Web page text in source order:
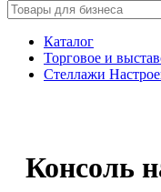
Каталог
Торговое и
Стеллажи
Консоль